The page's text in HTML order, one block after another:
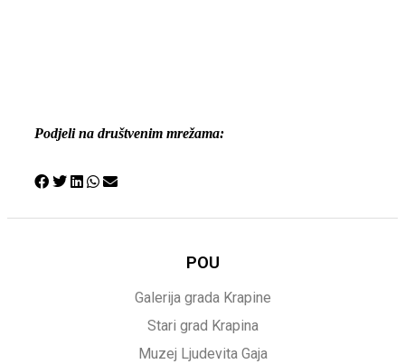
Podjeli na društvenim mrežama:
POU
Galerija grada Krapine
Stari grad Krapina
Muzej Ljudevita Gaja